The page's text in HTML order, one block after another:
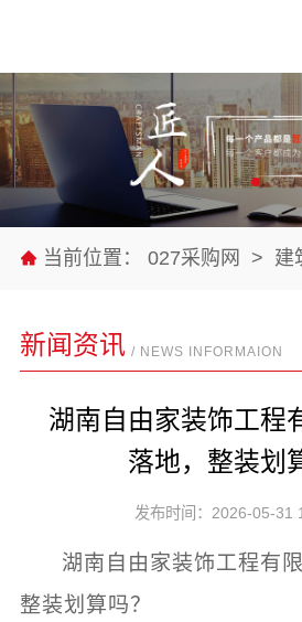
当前位置： 027采购网 > 建
新闻资讯 / NEWS INFORMAION
湖南自由家装饰工程
落地，整装划
发布时间：2026-05-31
湖南自由家装饰工程有
整装划算吗？